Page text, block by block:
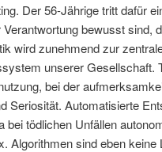
Der 56-Jährige tritt dafür
bewusst sind,
wird zunehmend zur
unserer Gesellschaft.
bei der
Seriosität. Automatisierte
bei tödlichen Unfällen
Algorithmen sind eben